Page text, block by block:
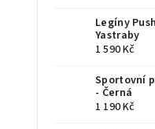
Legíny
Yastraby
1 590 Kč
Sportovní
- Černá
1 190 Kč